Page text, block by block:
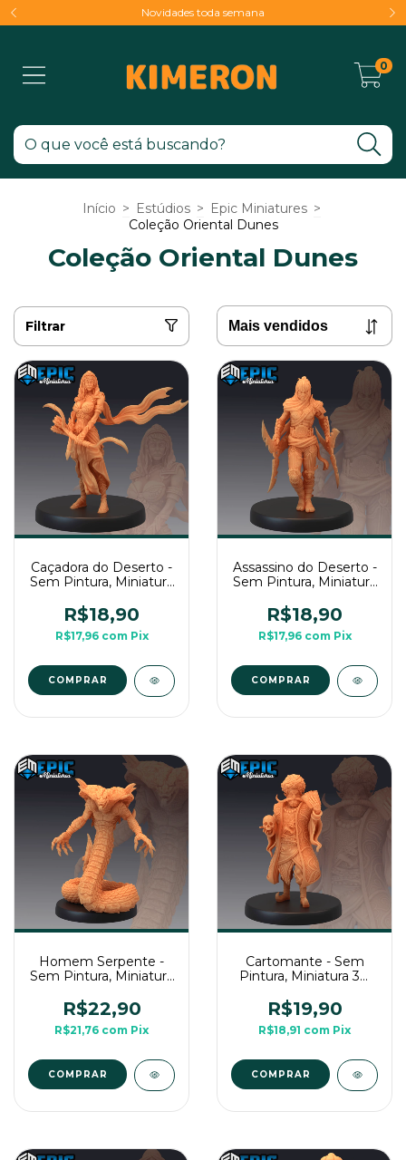
Novidades toda semana
0
Início > Estúdios > Epic Miniatures >
Coleção Oriental Dunes
Coleção Oriental Dunes
Filtrar
Caçadora do Deserto -
Sem Pintura, Miniatura
Mesa
R$18,90
R$17,96 com Pix
COMPRAR
Assassino do Deserto -
Sem Pintura, Miniatura
Mesa
R$18,90
R$17,96 com Pix
COMPRAR
Homem Serpente -
Sem Pintura, Miniatura
Mesa
R$22,90
R$21,76 com Pix
COMPRAR
Cartomante - Sem
Pintura, Miniatura 3D
Mesa
R$19,90
R$18,91 com Pix
COMPRAR